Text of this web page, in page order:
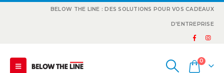
BELOW THE LINE : DES SOLUTIONS POUR VOS CADEAUX
D'ENTREPRISE
0